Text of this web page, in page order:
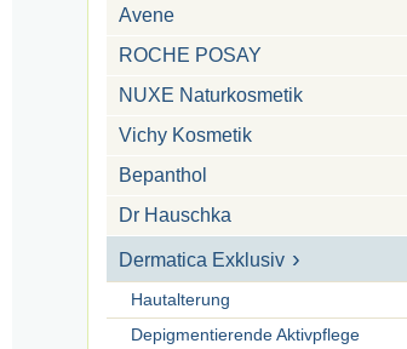
Avene
ROCHE POSAY
NUXE Naturkosmetik
Vichy Kosmetik
Bepanthol
Dr Hauschka
Dermatica Exklusiv
Hautalterung
Depigmentierende Aktivpflege